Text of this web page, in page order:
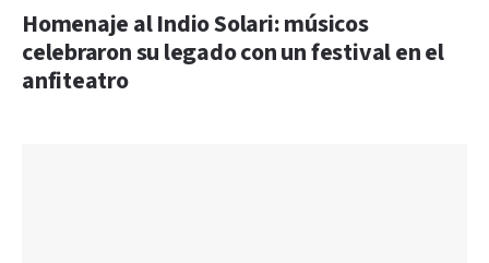
Homenaje al Indio Solari: músicos
celebraron su legado con un festival en el
anfiteatro